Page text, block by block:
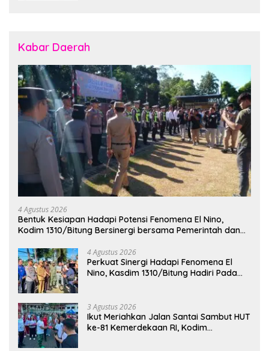
Kabar Daerah
4 Agustus 2026
Bentuk Kesiapan Hadapi Potensi Fenomena El Nino,
Kodim 1310/Bitung Bersinergi bersama Pemerintah dan
Bencana
4 Agustus 2026
Perkuat Sinergi Hadapi Fenomena El
Nino, Kasdim 1310/Bitung Hadiri Pada
3 Agustus 2026
Ikut Meriahkan Jalan Santai Sambut HUT
ke-81 Kemerdekaan RI, Kodim